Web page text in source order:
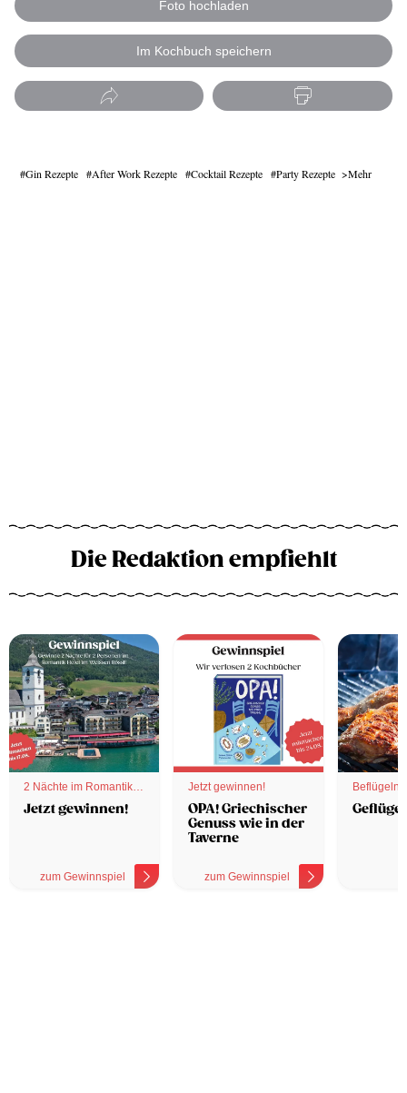
Foto hochladen
Im Kochbuch speichern
Gin Rezepte After Work Rezepte Cocktail Rezepte Party Rezepte Mehr
Die Redaktion empfiehlt
2 Nächte im Romantik
Hotel
Jetzt gewinnen!
zum Gewinnspiel
Jetzt gewinnen!
OPA! Griechischer
Genuss wie in der
Taverne
zum Gewinnspiel